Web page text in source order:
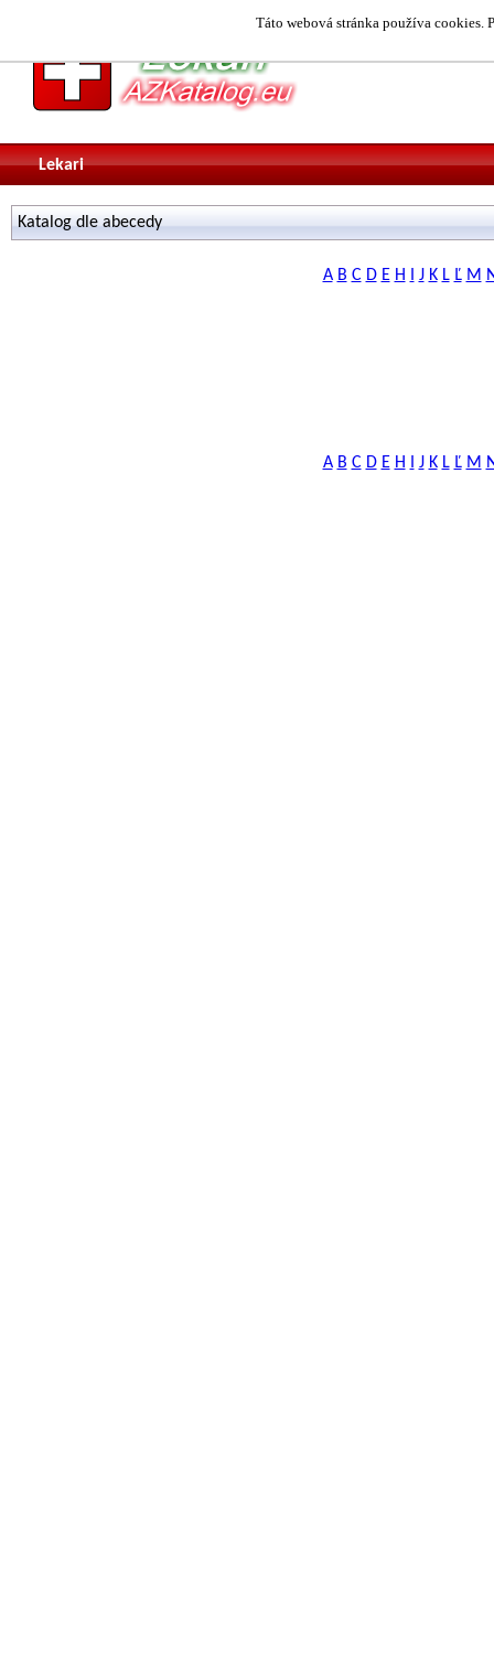
Táto webová stránka používa cookies.
Lekari
Katalog dle abecedy
A B C D E H J K L Ľ M
A B C D E H J K L Ľ M